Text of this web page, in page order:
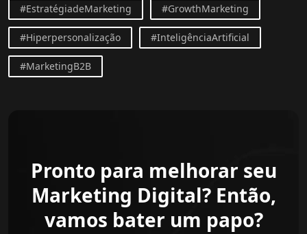
#EstratégiadeMarketing #GrowthMarketing
#Hiperpersonalização #InteligênciaArtificial
#MarketingB2B
Pronto para melhorar seu
Marketing Digital? Então,
vamos bater um papo?